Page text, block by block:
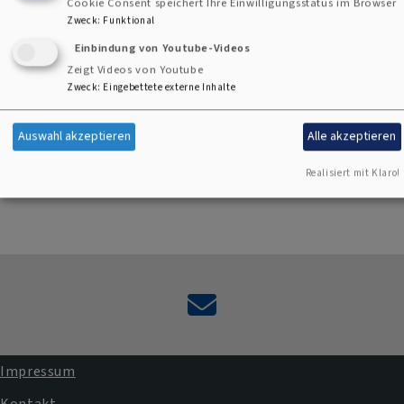
kalkulieren.
Kontaktformular
Impressum
Zweck: Funktional
Einbindung von Youtube-Videos
Zeigt Videos von Youtube
Zweck: Eingebettete externe Inhalte
Auswahl akzeptieren Alle akzeptieren
Realisiert mit Klaro!